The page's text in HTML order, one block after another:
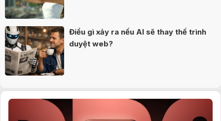
Điều gì xảy ra nếu AI sẽ thay thế trình
duyệt web?